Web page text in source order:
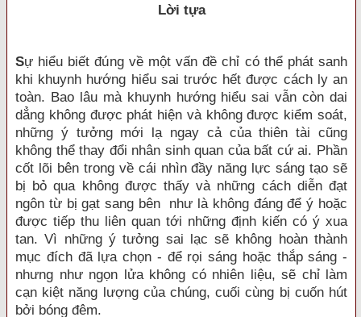
Lời tựa
Sự hiểu biết đúng về một vấn đề chỉ có thể phát sanh
khi khuynh hướng hiểu sai trước hết được cách ly an
toàn. Bao lâu mà khuynh hướng hiểu sai vẫn còn dai
dẳng không được phát hiện và không được kiểm soát,
những ý tưởng mới lạ ngay cả của thiên tài cũng
không thể thay đổi nhân sinh quan của bất cứ ai. Phần
cốt lõi bên trong về cái nhìn đầy năng lực sáng tạo sẽ
bị bỏ qua không được thấy và những cách diễn đạt
ngôn từ bị gạt sang bên như là không đáng để ý hoặc
được tiếp thu liên quan tới những định kiến có ý xua
tan. Vì những ý tưởng sai lạc sẽ không hoàn thành
mục đích đã lựa chọn - để rọi sáng hoặc thắp sáng -
nhưng như ngọn lửa không có nhiên liệu, sẽ chỉ làm
cạn kiệt năng lượng của chúng, cuối cùng bị cuốn hút
bởi bóng đêm.